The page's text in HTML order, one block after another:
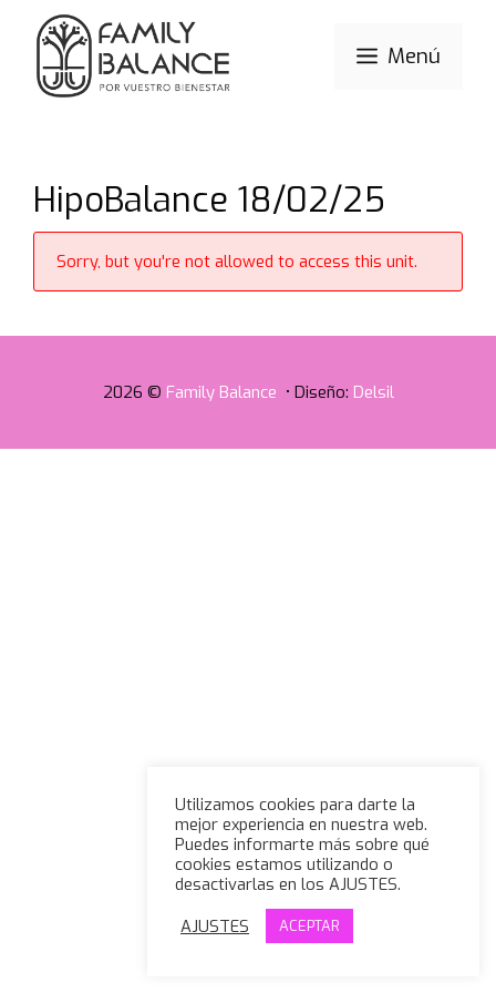
Saltar
contenido
Menú
HipoBalance 18/02/25
Sorry, but you're not allowed to access this unit.
2026 © Family Balance • Diseño: Delsil
Utilizamos cookies para darte la
mejor experiencia en nuestra web.
Puedes informarte más sobre qué
cookies estamos utilizando o
desactivarlas en los AJUSTES.
AJUSTES
ACEPTAR